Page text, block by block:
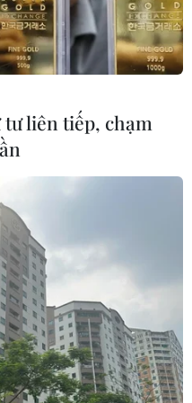
un (phải) và Tổng thống Hàn
đỉnh ở Bình Nhưỡng
AFP/TTXVN)
Quốc Moon Jae-in
nhà lãnh đạo Triều
liên tiếp, chạm